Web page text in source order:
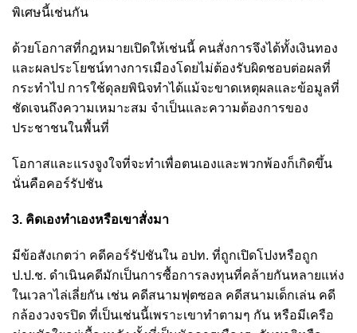
พิเศษนี้เช่นกัน
ด้วยโอกาสที่กฎหมายเปิดให้เช่นนี้ คนสั่งการจึงได้ทั้งเงินทอง
และผลประโยชน์ทางการเมืองโดยไม่ต้องรับผิดชอบต่อผลที่
กระทำไป การใช้ดุลยพินิจทำได้แม้จะขาดเหตุผลและข้อมูลที่
ชัดเจนถึงความเหมาะสม จำเป็นและความต้องการของ
ประชาชนในพื้นที่
โอกาสและแรงจูงใจที่จะทำเพื่อตนเองและพวกพ้องก็เกิดขึ้น
นั่นคือคอร์รัปชัน
3. คิดเองทำเองหรือเขาสั่งมา
มีข้อสังเกตว่า คดีคอร์รัปชันใน อปท. ที่ถูกเปิดโปงหรือถูก
ป.ป.ช. ดำเนินคดีมักเป็นการซื้อการลงทุนที่คล้ายกันหลายแห่ง
ในเวลาไล่เลี่ยกัน เช่น คดีสนามฟุตซอล คดีสนามเด็กเล่น คดี
กล้องวงจรปิด ที่เป็นเช่นนี้เพราะเขาทำตามๆ กัน หรือมีเครือ